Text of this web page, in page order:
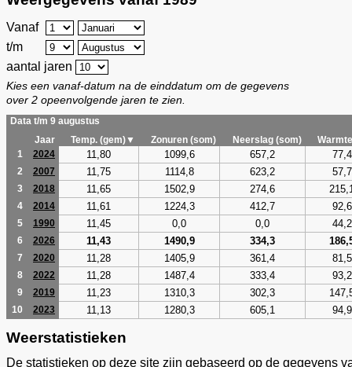
Vanaf
t/m
aantal jaren
Kies een vanaf-datum na de einddatum om de gegevens
over 2 opeenvolgende jaren te zien.
Data t/m 9 augustus
Jaar
Temp. (gem)▼ Zonuren (som) Neerslag (som)
1
2024 11,80 1099,6 657,2 77,4
2 2007 11,75 1114,8 623,2 57,7
3 2018 11,65 1502,9 274,6
4 2014 11,61 1224,3 412,7 92,6
5 1990 11,45 0,0 0,0 44,2
6 2026 11,43 1490,9 334,3
7 2020 11,28 1405,9 361,4 81,5
8 2022 11,28 1487,4 333,4 93,2
9 2019 11,23 1310,3 302,3
10 2023 11,13 1280,3 605,1 94,9
Weerstatistieken
De statistieken op deze site zijn gebaseerd op de gegevens